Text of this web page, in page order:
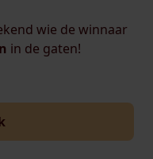
wie de winnaar
in de gaten!